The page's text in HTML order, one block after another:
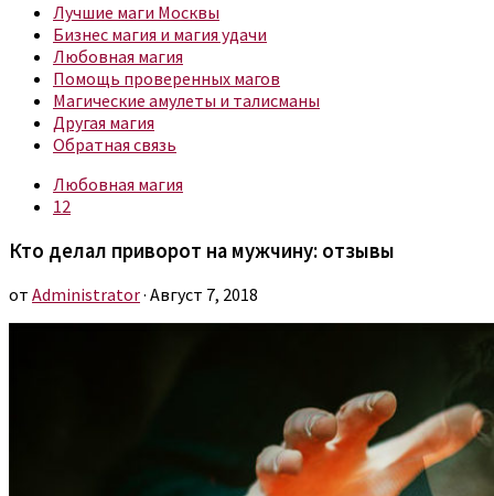
Лучшие маги Москвы
Бизнес магия и магия удачи
Любовная магия
Помощь проверенных магов
Магические амулеты и талисманы
Другая магия
Обратная связь
Любовная магия
12
Кто делал приворот на мужчину: отзывы
от Administrator· Август 7, 2018